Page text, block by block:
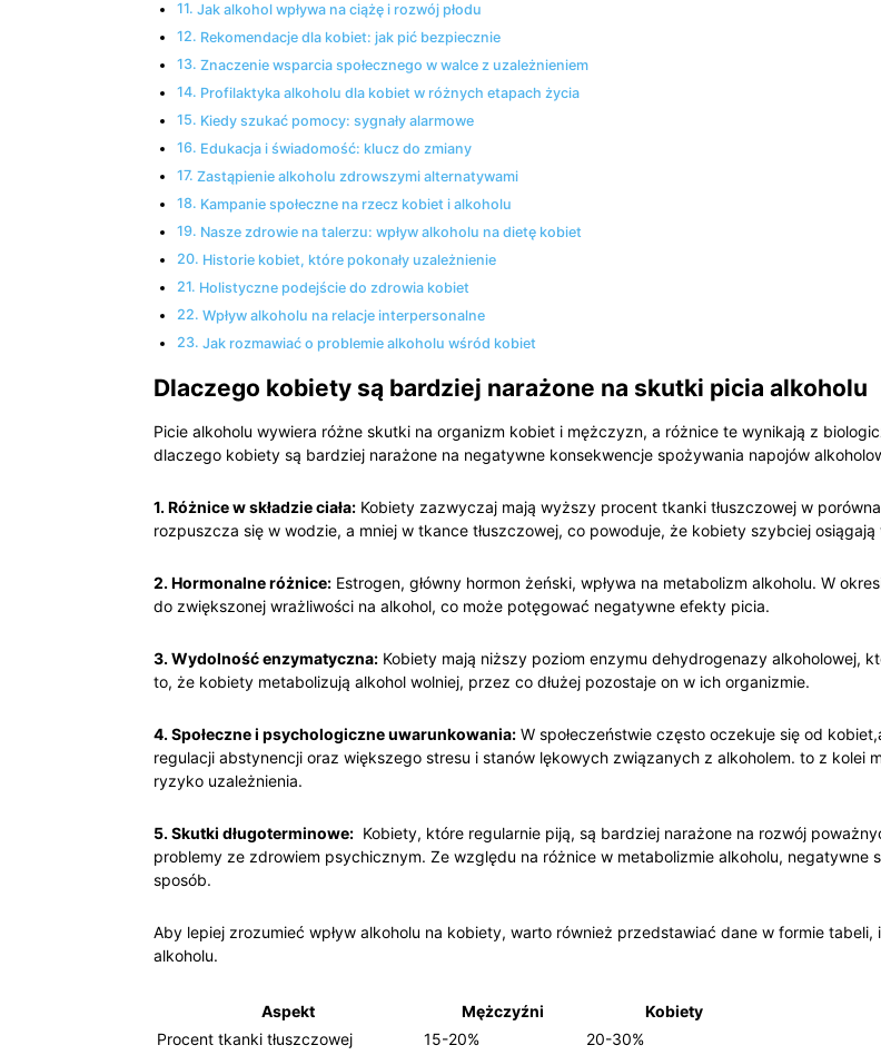
Jak alkohol wpływa na ciążę i ⁤rozwój płodu
Rekomendacje​ dla ⁣kobiet: jak pić bezpiecznie
Znaczenie wsparcia społecznego w walce z uzależnieniem
Profilaktyka alkoholu dla kobiet w różnych etapach⁢ życia
Kiedy szukać​ pomocy: sygnały alarmowe
Edukacja i ⁤świadomość: ​klucz ⁤do ⁣zmiany
Zastąpienie alkoholu zdrowszymi ‍alternatywami
Kampanie społeczne na rzecz⁣ kobiet ​i‍ alkoholu
Nasze zdrowie na talerzu: wpływ alkoholu na dietę kobiet
Historie kobiet,‌ które‍ pokonały uzależnienie
Holistyczne‍ podejście ⁣do zdrowia kobiet
Wpływ alkoholu na relacje ‍interpersonalne
Jak ‍rozmawiać o ⁣problemie ⁤alkoholu‌ wśród kobiet
Dlaczego kobiety są bardziej⁣ narażone na skutki picia alkoholu
Picie alkoholu ‍wywiera różne skutki na‍ organizm kobiet i mężczyzn, a różnice ‌te wynikają ⁢z
⁢dlaczego kobiety są bardziej narażone na negatywne konsekwencje⁣ spożywania napojów
1. Różnice w⁣ składzie ciała: Kobiety zazwyczaj mają wyższy procent tkanki‌ tłuszczowej w⁤
rozpuszcza się w wodzie,⁣ a mniej w ‍tkance tłuszczowej,⁤ co powoduje, ⁣że​ kobiety szybciej
2. Hormonalne różnice: Estrogen, główny hormon żeński, wpływa na metabolizm alkoholu.‌ W
do zwiększonej wrażliwości na‌ alkohol, co może​ potęgować negatywne ⁤efekty⁣ picia.
3. Wydolność enzymatyczna: Kobiety mają​ niższy poziom‍ enzymu dehydrogenazy alkoholowej,
to, że kobiety metabolizują⁢ alkohol wolniej, przez⁣ co dłużej pozostaje on w ich organizmie.
4.⁢ Społeczne i psychologiczne uwarunkowania: W społeczeństwie ‍często oczekuje się od
regulacji abstynencji oraz większego stresu i stanów lękowych związanych z alkoholem. to z kolei
ryzyko uzależnienia.
5. Skutki długoterminowe: Kobiety, które ‌regularnie⁣ piją,⁢ są bardziej narażone na rozwój
problemy ze zdrowiem psychicznym.⁤ Ze względu ⁢na różnice w metabolizmie alkoholu,
sposób.
Aby lepiej⁢ zrozumieć wpływ alkoholu na kobiety, warto również ‍przedstawiać dane w‌ formie
‍alkoholu.
Aspekt Mężczyźni
Kobiety
Procent tkanki tłuszczowej
15-20%
20-30%